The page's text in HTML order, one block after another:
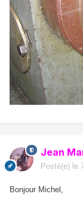
Jean
Posté(e) le
Bonjour Michel,